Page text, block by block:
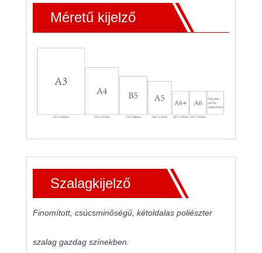
Méretű kijelző
Szalagkijelző
Finomított, csúcsminőségű, kétoldalas poliészter
szalag gazdag színekben.